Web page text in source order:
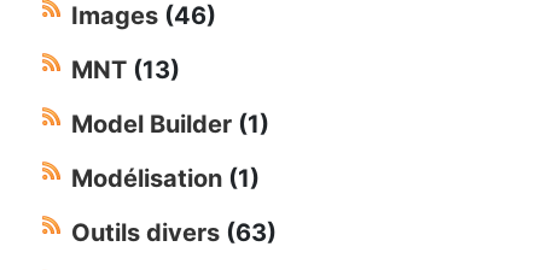
Images (46)
MNT (13)
Model Builder (1)
Modélisation (1)
Outils divers (63)